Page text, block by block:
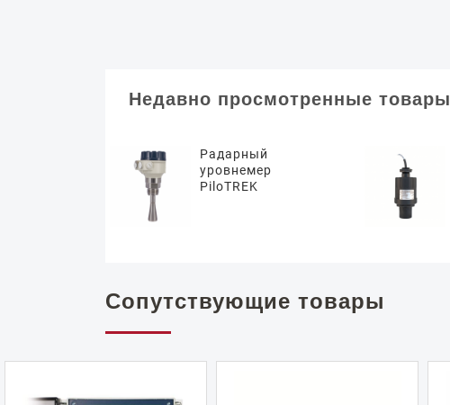
Недавно просмотренные товары
Радарный
уровнемер
PiloTREK
Сопутствующие товары